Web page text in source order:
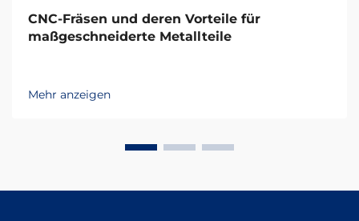
CNC-Fräsen und deren Vorteile für
maßgeschneiderte Metallteile
Mehr anzeigen